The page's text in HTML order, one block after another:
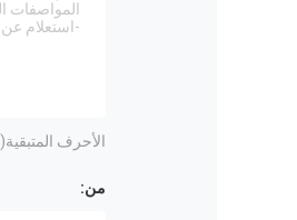
الأحرف المتبقية(
من: